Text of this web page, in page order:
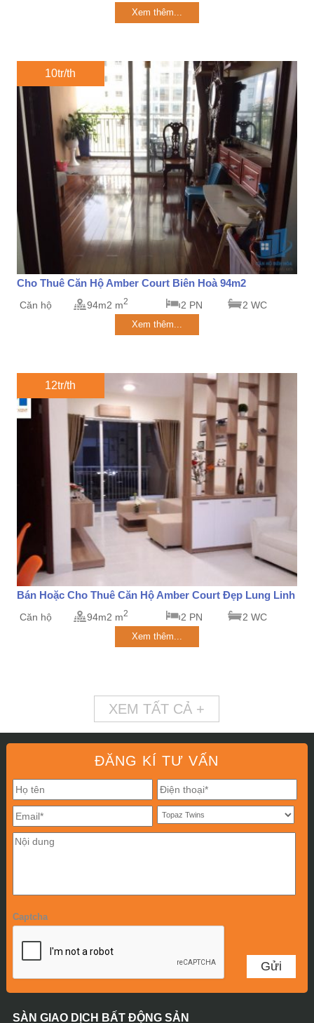
Xem thêm...
10tr/th
Cho Thuê Căn Hộ Amber Court Biên Hoà 94m2
Căn hộ 94m2 m2 2 PN 2 WC
Xem thêm...
12tr/th
Bán Hoặc Cho Thuê Căn Hộ Amber Court Đẹp Lung Linh
Căn hộ 94m2 m2 2 PN 2 WC
Xem thêm...
XEM TẤT CẢ +
ĐĂNG KÍ TƯ VẤN
Captcha
SÀN GIAO DỊCH BẤT ĐỘNG SẢN